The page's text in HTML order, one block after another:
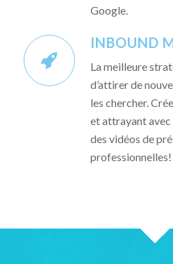
Google.
INBOUND
La meilleure
d’attirer de
les chercher.
et attrayant avec
des vidéos de
professionnelles!